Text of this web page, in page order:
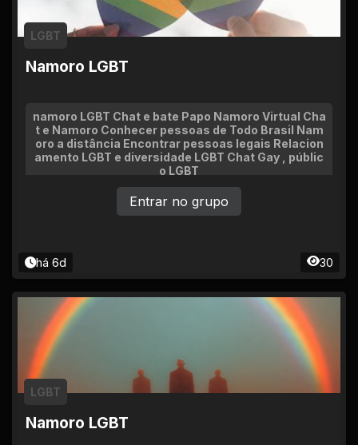
Namoro LGBT
LGBT
namoro LGBT Chat e bate Papo Namoro Virtual Cha
t e Namoro Conhecer pessoas de Todo Brasil Nam
oro a distância Encontrar pessoas legais Relacion
amento LGBT e diversidade LGBT Chat Gay , públic
o LGBT
há 6d 30
Entrar no grupo
Namoro LGBT
LGBT